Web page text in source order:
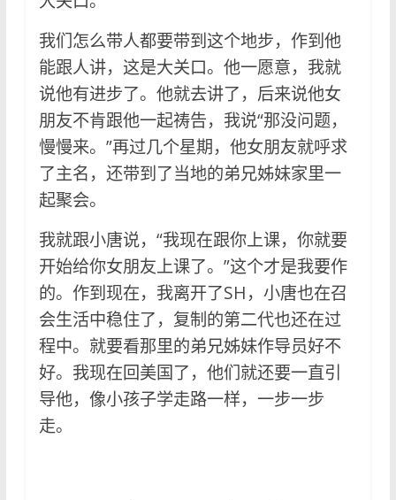
我们怎么带人都要带到这个地步，作到他
能跟人讲，这是大关口。他一愿意，我就
说他有进步了。他就去讲了，后来说他女
朋友不肯跟他一起祷告，我说“那没问题，
慢慢来。”再过几个星期，他女朋友就呼求
了主名，还带到了当地的弟兄姊妹家里一
起聚会。
我就跟小唐说，“我现在跟你上课，你就要
开始给你女朋友上课了。”这个才是我要作
的。作到现在，我离开了SH，小唐也在召
会生活中稳住了，复制的第二代也还在过
程中。就要看那里的弟兄姊妹作导员好不
好。我现在回美国了，他们就还要一直引
导他，像小孩子学走路一样，一步一步
走。